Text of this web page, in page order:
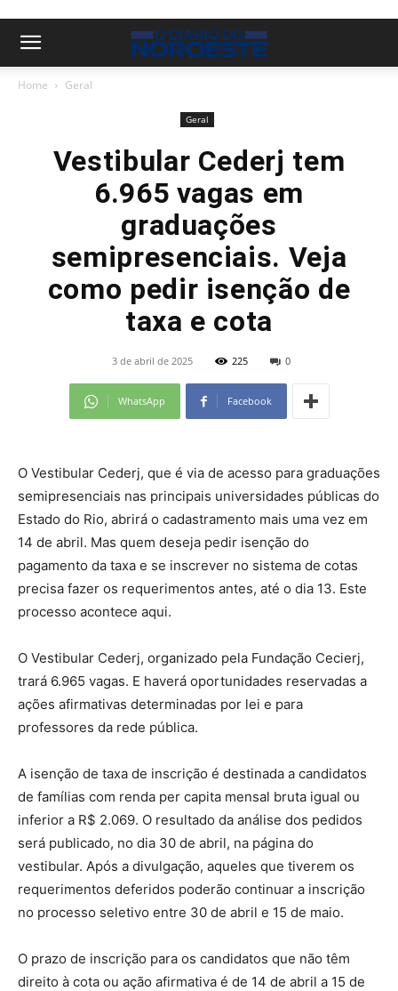
Home Geral
Geral
Vestibular Cederj tem
6.965 vagas em
graduações
semipresenciais. Veja
como pedir isenção de
taxa e cota
3 de abril de 2025 225 0
WhatsApp Facebook
O Vestibular Cederj, que é via de acesso para graduações
semipresenciais nas principais universidades públicas do
Estado do Rio, abrirá o cadastramento mais uma vez em
14 de abril. Mas quem deseja pedir isenção do
pagamento da taxa e se inscrever no sistema de cotas
precisa fazer os requerimentos antes, até o dia 13. Este
processo acontece aqui.
O Vestibular Cederj, organizado pela Fundação Cecierj,
trará 6.965 vagas. E haverá oportunidades reservadas a
ações afirmativas determinadas por lei e para
professores da rede pública.
A isenção de taxa de inscrição é destinada a candidatos
de famílias com renda per capita mensal bruta igual ou
inferior a R$ 2.069. O resultado da análise dos pedidos
será publicado, no dia 30 de abril, na página do
vestibular. Após a divulgação, aqueles que tiverem os
requerimentos deferidos poderão continuar a inscrição
no processo seletivo entre 30 de abril e 15 de maio.
O prazo de inscrição para os candidatos que não têm
direito à cota ou ação afirmativa é de 14 de abril a 15 de